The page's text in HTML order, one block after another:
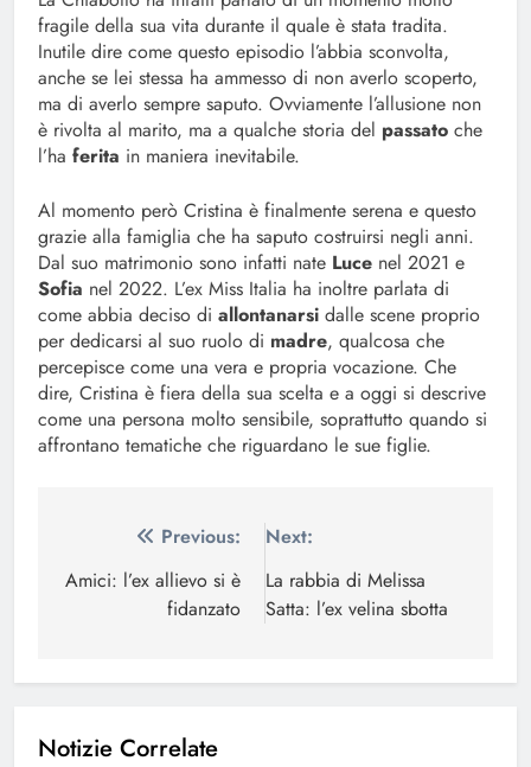
fragile della sua vita durante il quale è stata tradita.
Inutile dire come questo episodio l’abbia sconvolta,
anche se lei stessa ha ammesso di non averlo scoperto,
ma di averlo sempre saputo. Ovviamente l’allusione non
è rivolta al marito, ma a qualche storia del passato che
l’ha ferita in maniera inevitabile.
Al momento però Cristina è finalmente serena e questo
grazie alla famiglia che ha saputo costruirsi negli anni.
Dal suo matrimonio sono infatti nate Luce nel 2021 e
Sofia nel 2022. L’ex Miss Italia ha inoltre parlata di
come abbia deciso di allontanarsi dalle scene proprio
per dedicarsi al suo ruolo di madre, qualcosa che
percepisce come una vera e propria vocazione. Che
dire, Cristina è fiera della sua scelta e a oggi si descrive
come una persona molto sensibile, soprattutto quando si
affrontano tematiche che riguardano le sue figlie.
Navigazione
articoli
Previous:
Amici: l’ex allievo si è
fidanzato
Next:
La rabbia di Melissa
Satta: l’ex velina sbotta
Notizie Correlate